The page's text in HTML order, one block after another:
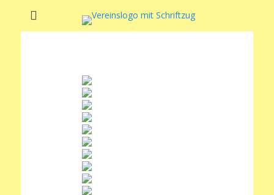
Soltauer Sportclub
Soltauer Sportclub 02 e.V.